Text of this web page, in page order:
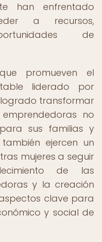
han enfrentado
a recursos,
de
promueven el
liderado por
logrado transformar
no
sus familias y
ejercen un
mujeres a seguir
de las
y la creación
clave para
y social de